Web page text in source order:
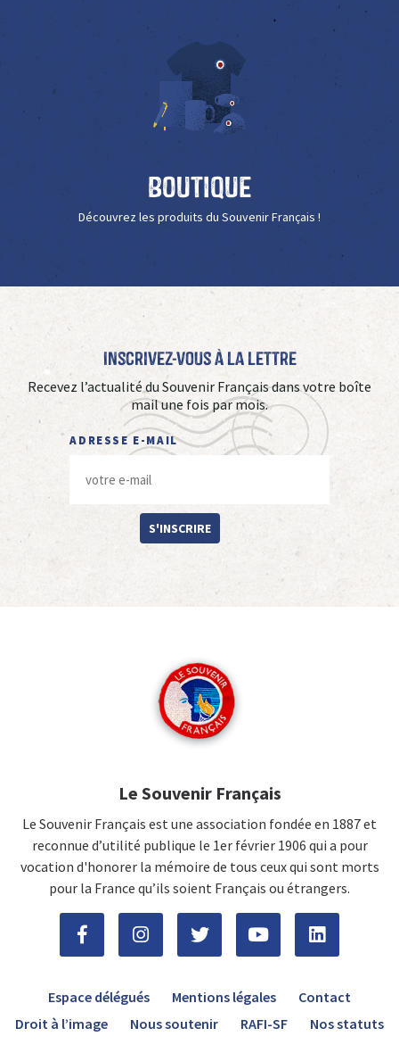
Boutique
Découvrez les produits du Souvenir Français !
Inscrivez-vous à La Lettre
Recevez l’actualité du Souvenir Français dans votre boîte
mail une fois par mois.
ADRESSE E-MAIL
S'INSCRIRE
Le Souvenir Français
Le Souvenir Français est une association fondée en 1887 et
reconnue d’utilité publique le 1er février 1906 qui a pour
vocation d'honorer la mémoire de tous ceux qui sont morts
pour la France qu’ils soient Français ou étrangers.
Espace délégués Mentions légales
Contact
Droit à l’image
Nous soutenir RAFI-SF Nos statuts